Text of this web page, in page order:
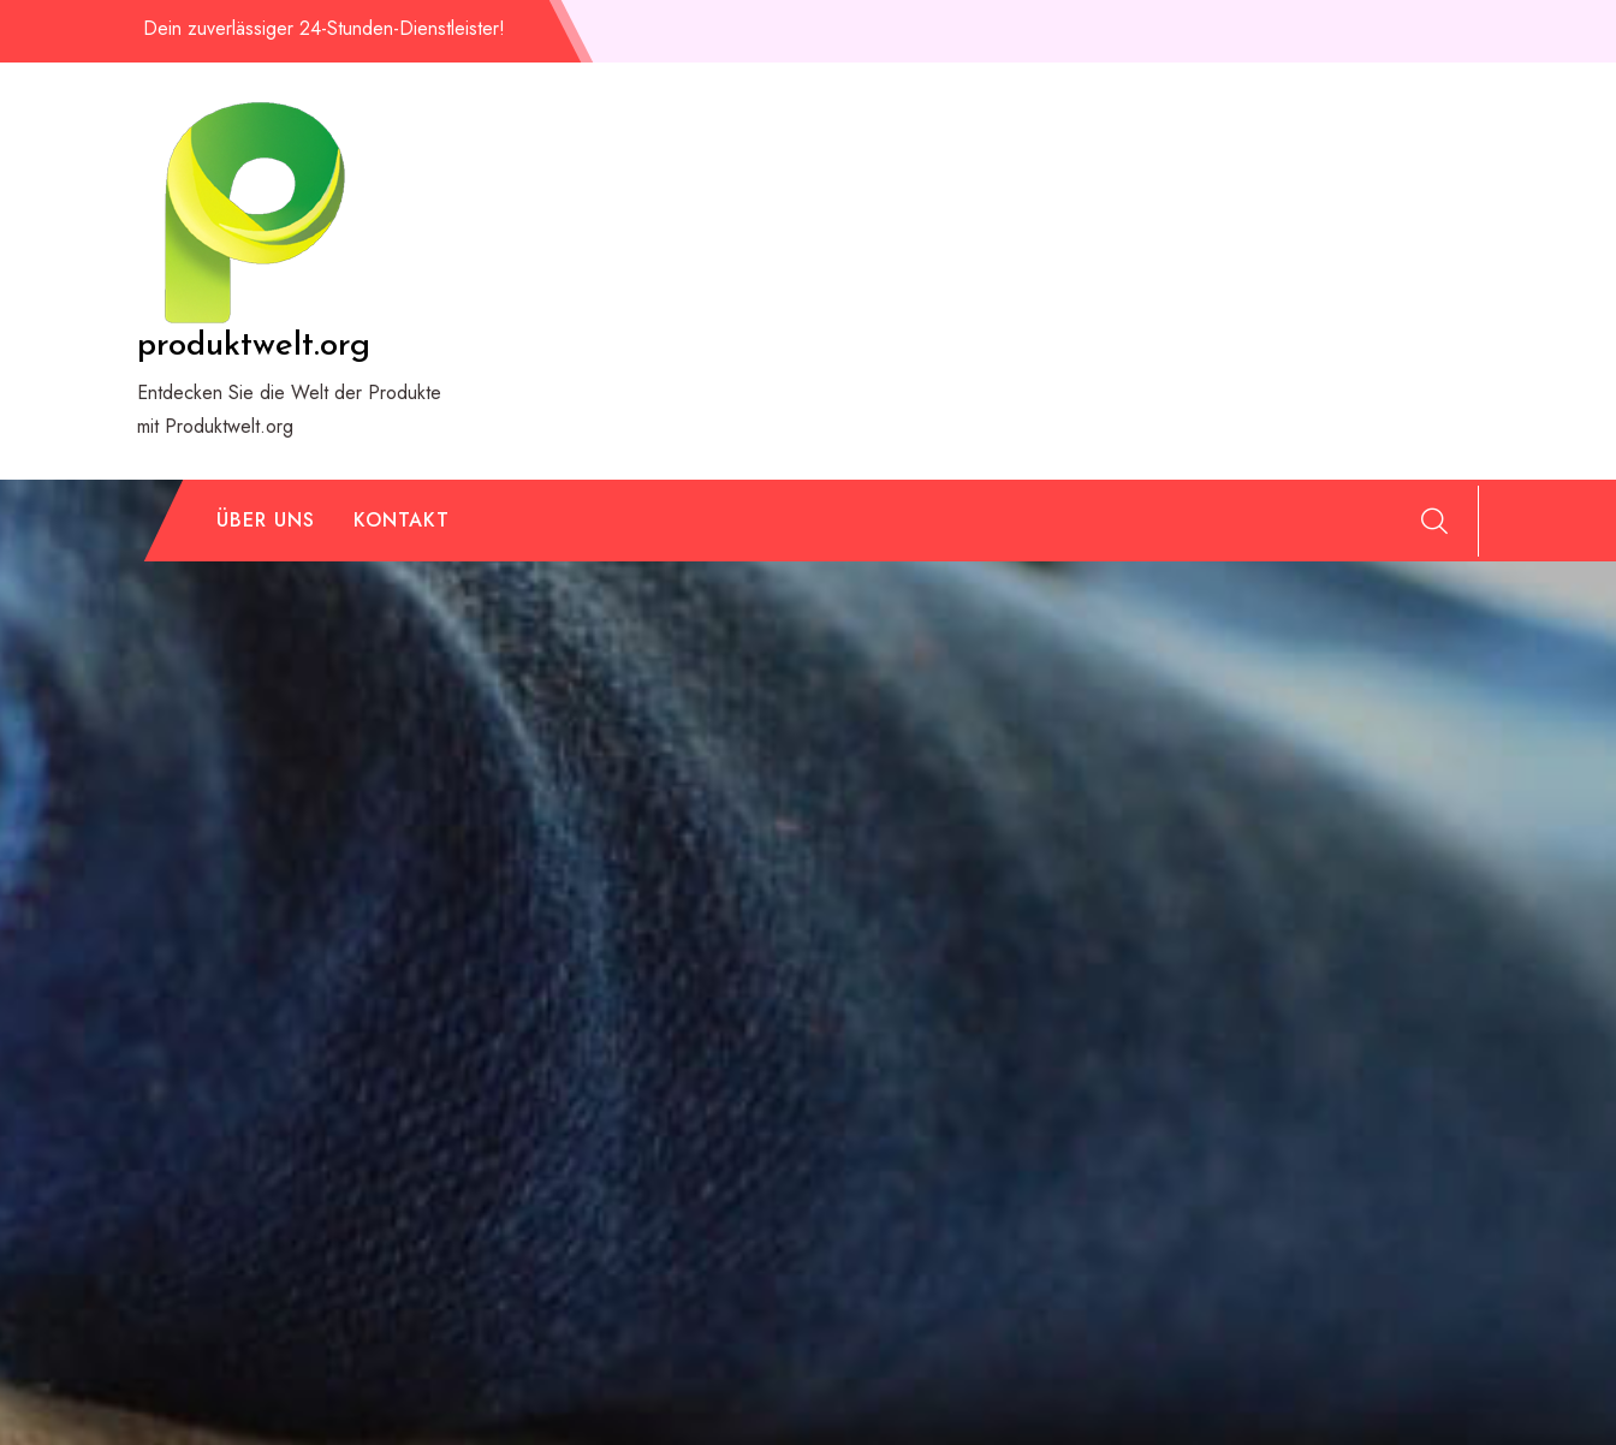
Dein zuverlässiger 24-Stunden-Dienstleister!
produktwelt.org
Entdecken Sie die Welt der Produkte
mit Produktwelt.org
ÜBER UNS KONTAKT